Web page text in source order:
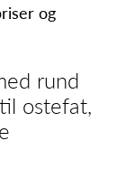
og
rund
ostefat,